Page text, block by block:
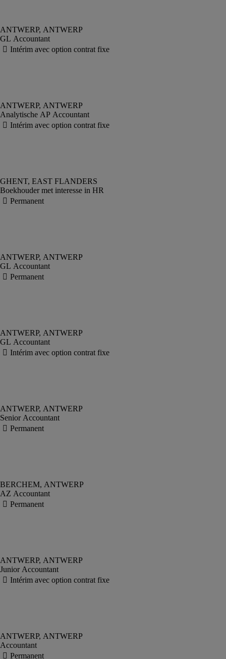
GL Accountant
Analytische AP Accountant
Boekhouder met interesse in HR
GL Accountant
GL Accountant
Senior Accountant
AZ Accountant
Junior Accountant
Accountant